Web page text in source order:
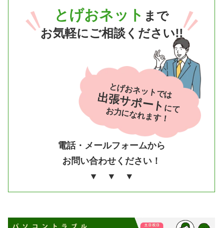
とげおネット まで
お気軽にご相談ください!!
電話・メールフォームから
お問い合わせください！
▼ ▼ ▼
とげおネットでは
出張サポートにて
お力になれます！